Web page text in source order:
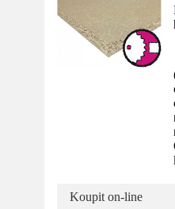
Koupit on-line